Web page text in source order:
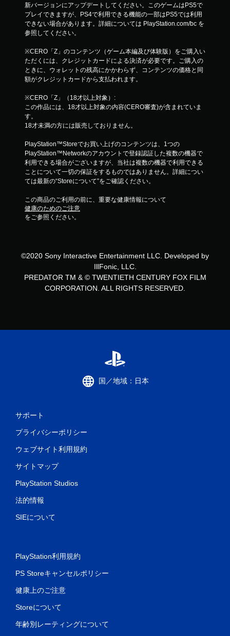
新バージョンにアップデートしてください。このゲームはPS5で
プレイできますが、PS4で利用できる機能の一部はPS5では利用
できない場合があります。詳細については PlayStation.com/bc を
参照してください。
※CERO「Z」のコンテンツ（ゲーム本編及び体験版）をご購入い
ただくには、クレジットカードによる決済が必要です。ご購入の
ときに、ウォレットの残高にかかわらず、コンテンツの価格と同
額がクレジットカードから支払われます。
※CERO「Z」（18才以上対象）:
この作品には、18才以上対象の内容(CERO審査)が含まれていま
す。
18才未満の方には販売しておりません。
PlayStation™Storeでお買い上げのコンテンツは、1つの
PlayStation™Networkのアカウントで登録認証した複数の機器で
利用できる場合がございますが、当社は複数の機器で利用できる
ことについて一切の保証をするものではありません。詳細につい
ては最新の“Storeについて”をご確認ください。
この商品のご利用の前に、重要な健康情報について
健康のためのご注意
をご参照ください。
©2020 Sony Interactive Entertainment LLC. Developed by
IllFonic, LLC.
PREDATOR TM & © TWENTIETH CENTURY FOX FILM
CORPORATION. ALL RIGHTS RESERVED.
国／地域：日本
サポート
プライバシーポリシー
ウェブサイト利用規約
サイトマップ
PlayStation Studios
法的情報
SIEについて
PlayStation利用規約
PS Storeキャンセルポリシー
健康上のご注意
Storeについて
年齢別レーティングについて